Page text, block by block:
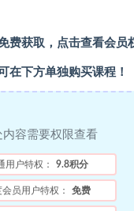
费获取，点击查看会员
在下方单独购买课程！
内容需要权限查看
用户特权： 9.8积分
会员用户特权： 免费